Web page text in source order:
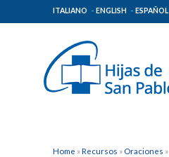
ITALIANO ENGLISH ESPAÑOL
Home »Recursos » Oraciones »